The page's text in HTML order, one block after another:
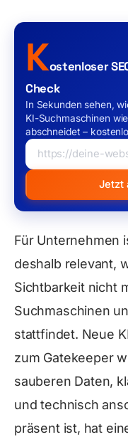
Kostenloser
Check
In Sekunden sehen,
KI-Suchmaschinen
abschneidet –
Jetzt
Für Unternehmen
deshalb relevant,
Sichtbarkeit nicht
Suchmaschinen
stattfindet. Neue
zum Gatekeeper
sauberen Daten,
und technisch
präsent ist, hat